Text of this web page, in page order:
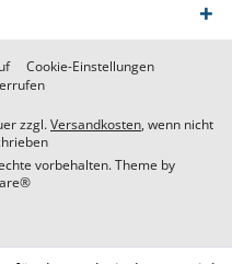
Cookie-Einstellungen
zzgl.Versandkosten, wenn nicht
vorbehalten. Theme by